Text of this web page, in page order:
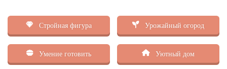
Стройная фигура Урожайный огород
Умение готовить Уютный дом